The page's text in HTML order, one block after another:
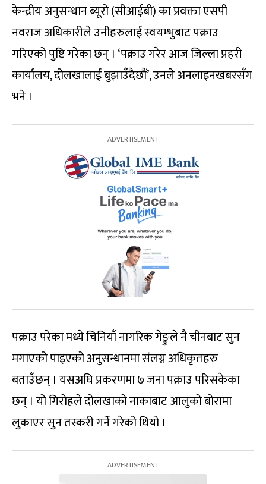
केन्द्रीय अनुसन्धान ब्यूरो (सीआईबी) का प्रवक्ता एसपी
नवराज अधिकारीले उनीहरुलाई स्वयम्भुबाट पक्राउ
गरिएको पुष्टि गरेका छन् । ‘पक्राउ गरेर आज जिल्ला प्रहरी
कार्यालय, दोलखालाई बुझाउँदैछौं’, उनले अनलाइनखबरसँग
भने ।
पक्राउ परेका मध्ये चिनियाँ नागरिक गेङ्रुले नै चीनबाट सुन
मगाएको पाइएको अनुसन्धानमा संलग्न अधिकृतहरु
बताउँछन् । यसअघि प्रकरणमा ७ जना पक्राउ परिसकेका
छन् । यो गिरोहले दोलखाको नाकाबाट आलुको बोरामा
लुकाएर सुन तस्करी गर्ने गरेको थियो ।